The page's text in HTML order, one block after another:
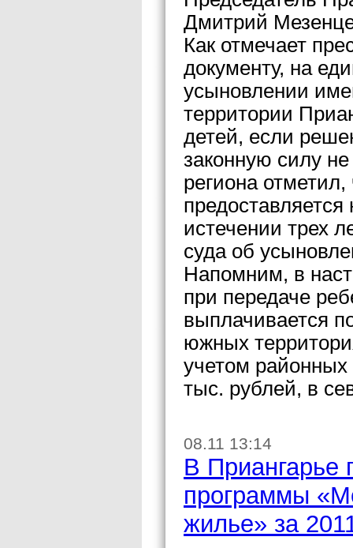
Дмитрий
Как отмечает
документу, на
усыновлении
территории
детей, если
законную силу
региона
истечении трех
суда об
Напомним, в
при передаче
выплачивается
южных
учетом
тыс. рублей, в
08.11 13:14
В Приангарье
программы
жилье» за